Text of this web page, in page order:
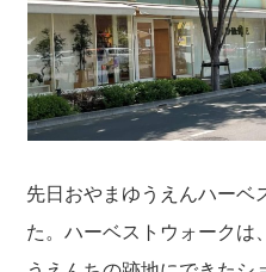
先日おやまゆうえんハーベ
た。ハーベストウォークは